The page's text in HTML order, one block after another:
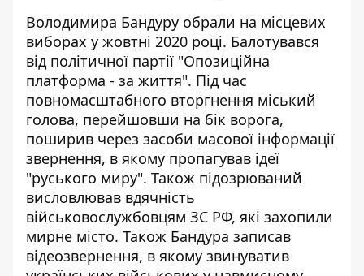
Володимира Бандуру обрали на місцевих
виборах у жовтні 2020 році. Балотувався
від політичної партії "Опозиційна
платформа - за життя". Під час
повномасштабного вторгнення міський
голова, перейшовши на бік ворога,
поширив через засоби масової інформації
звернення, в якому пропагував ідеї
"руського миру". Також підозрюваний
висловлював вдячність
військовослужбовцям ЗС РФ, які захопили
мирне місто. Також Бандура записав
відеозвернення, в якому звинуватив